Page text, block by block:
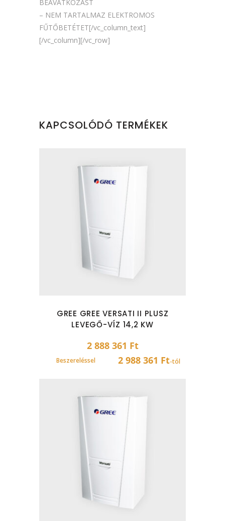
BEAVATKOZÁST
– NEM TARTALMAZ ELEKTROMOS
FŰTŐBETÉTET[/vc_column_text]
[/vc_column][/vc_row]
KAPCSOLÓDÓ TERMÉKEK
GREE GREE VERSATI II PLUSZ
LEVEGŐ-VÍZ 14,2 KW
2 888 361 Ft
Beszereléssel 2 988 361 Ft-tól